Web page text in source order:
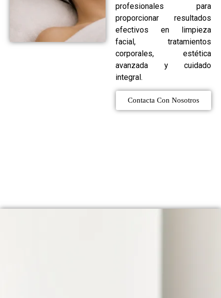
profesionales para
proporcionar resultados
efectivos en limpieza
facial, tratamientos
corporales, estética
avanzada y cuidado
integral.
Contacta Con Nosotros